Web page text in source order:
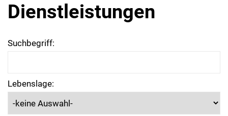
Dienstleistungen
Suchbegriff:
Lebenslage: